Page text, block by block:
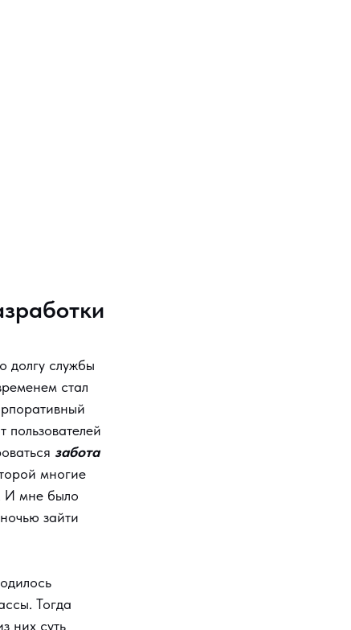
долгу службы
стал
пользователей
забота
многие
И мне было
зайти
Тогда
них суть